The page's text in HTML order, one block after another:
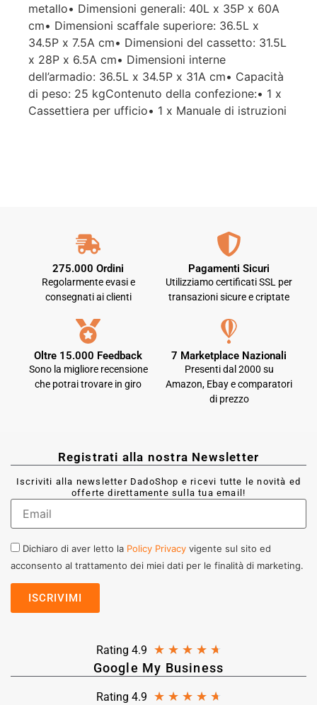
metallo• Dimensioni generali: 40L x 35P x 60A
cm• Dimensioni scaffale superiore: 36.5L x
34.5P x 7.5A cm• Dimensioni del cassetto: 31.5L
x 28P x 6.5A cm• Dimensioni interne
dell’armadio: 36.5L x 34.5P x 31A cm• Capacità
di peso: 25 kgContenuto della confezione:• 1 x
Cassettiera per ufficio• 1 x Manuale di istruzioni
275.000 Ordini
Regolarmente evasi e
consegnati ai clienti
Pagamenti Sicuri
Utilizziamo certificati SSL per
transazioni sicure e criptate
Oltre 15.000 Feedback
Sono la migliore recensione
che potrai trovare in giro
7 Marketplace Nazionali
Presenti dal 2000 su
Amazon, Ebay e comparatori
di prezzo
Registrati alla nostra Newsletter
Iscriviti alla newsletter DadoShop e ricevi tutte le novità ed
offerte direttamente sulla tua email!
Dichiaro di aver letto la Policy Privacy vigente sul sito ed
acconsento al trattamento dei miei dati per le finalità di marketing.
Rating 4.9 ★ ★ ★ ★ ★
Google My Business
Rating 4.9 ★ ★ ★ ★ ★